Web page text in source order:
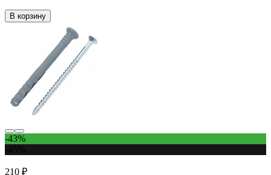
В корзину
-43%
210 ₽